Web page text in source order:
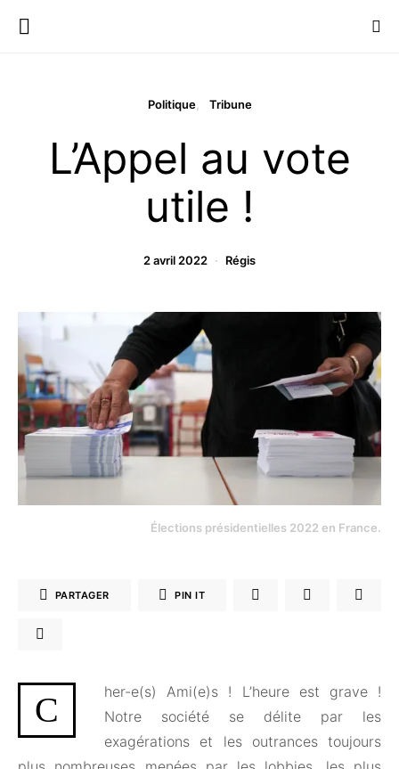
Politique Tribune
L’Appel au vote
utile !
2 avril 2022 Régis
Élections présidentielles 2022 en France.
PARTAGER PIN IT
C
her-e(s) Ami(e)s ! L’heure est grave !
Notre société se délite par les
exagérations et les outrances toujours